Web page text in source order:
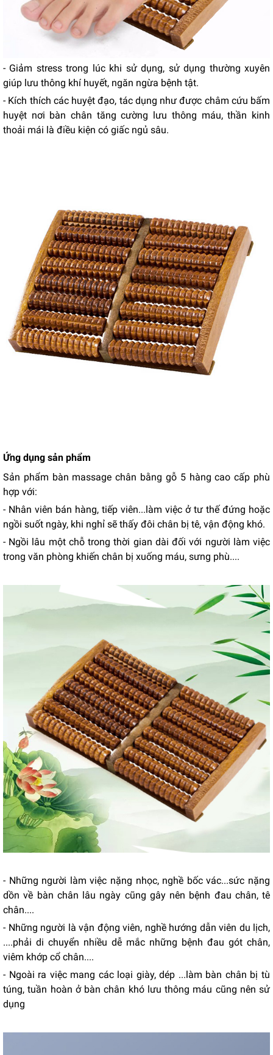
- Giảm stress trong lúc khi sử dụng, sử dụng thường xuyên
giúp lưu thông khí huyết, ngăn ngừa bệnh tật.
- Kích thích các huyệt đạo, tác dụng như được châm cứu bấm
huyệt nơi bàn chân tăng cường lưu thông máu, thần kinh
thoải mái là điều kiện có giấc ngủ sâu.
Ứng dụng sản phẩm
Sản phẩm bàn massage chân bằng gỗ 5 hàng cao cấp phù
hợp với:
- Nhân viên bán hàng, tiếp viên...làm việc ở tư thế đứng hoặc
ngồi suốt ngày, khi nghỉ sẽ thấy đôi chân bị tê, vận động khó.
- Ngồi lâu một chỗ trong thời gian dài đối với người làm việc
trong văn phòng khiến chân bị xuống máu, sưng phù....
- Những người làm việc nặng nhọc, nghề bốc vác...sức nặng
dồn về bàn chân lâu ngày cũng gây nên bệnh đau chân, tê
chân....
- Những người là vận động viên, nghề hướng dẫn viên du lịch,
....phải di chuyển nhiều dễ mắc những bệnh đau gót chân,
viêm khớp cổ chân....
- Ngoài ra việc mang các loại giày, dép ...làm bàn chân bị tù
túng, tuần hoàn ở bàn chân khó lưu thông máu cũng nên sử
dụng